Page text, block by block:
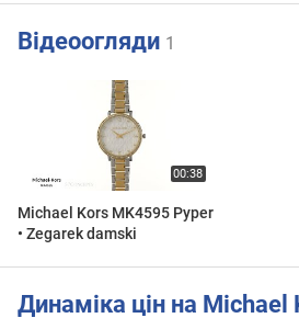
Відеоогляди 1
Michael Kors MK4595 Pyper
• Zegarek damski
Динаміка цін на Michael